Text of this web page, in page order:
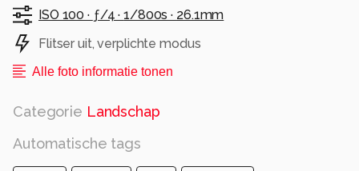
ISO 100 · ƒ/4 ·1/800s · 26.1mm
Flitser uit, verplichte modus
Alle foto informatie tonen
Categorie Landschap
Automatische tags